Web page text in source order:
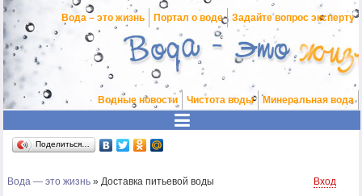
Вода – это жизнь Портал о воде Задайте вопрос эксперту
Водные новости Чистота воды Минеральная вода
Поделиться…
Вода — это жизнь » Доставка питьевой воды Вход